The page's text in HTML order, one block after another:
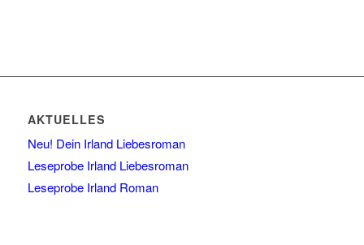
AKTUELLES
Neu! Dein Irland Liebesroman
Leseprobe Irland Liebesroman
Leseprobe Irland Roman